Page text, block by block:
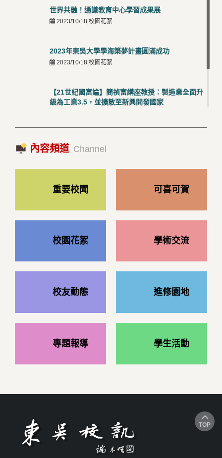
世界共融！通識教育中心學習成果展
2023/10/18|校園花絮
2023年東吳大學學海築夢計畫圓滿成功
2023/10/18|校園花絮
【21世紀國富論】簡禎富講座教授：製造業全面升
級為工業3.5，並擴散至新興開發國家
2023/10/18|推薦閱讀
內容頻道 Channel
重要校聞 可喜可賀
校園花絮 學術交流
校友動態 進修園地
專題報導 學生活動
TOP